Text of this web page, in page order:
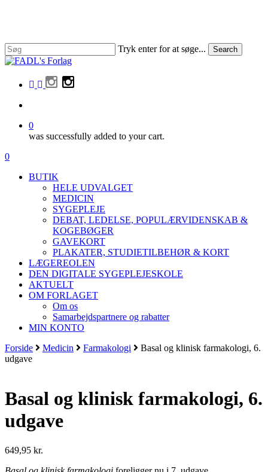
content
Tryk enter for at søge... Search
Close
facebook
linkedin
instagram
0
was successfully added to your cart.
Menu
search
0
BUTIK
HELE UDVALGET
MEDICIN
SYGEPLEJE
DEBAT, LEDELSE, POPULÆRVIDENSKAB &
KOGEBØGER
GAVEKORT
PLAKATER, STUDIETILBEHØR & KORT
LÆGEREOLEN
DEN DIGITALE SYGEPLEJESKOLE
AKTUELT
OM FORLAGET
Om os
Samarbejdspartnere og rabatter
MIN KONTO
Forside
Medicin Farmakologi
Basal og klinisk farmakologi, 6.
udgave
Basal og klinisk farmakologi, 6.
udgave
649,95 kr.